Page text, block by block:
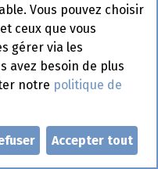
Tea Energizer
Tea & Ginger Can
x 25 cl
Vous pouvez choisir
ceux que vous
gérer via les
avez besoin de plus
notre politique de
Accepter tout